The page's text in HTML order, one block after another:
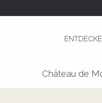
Le Devin
Château de